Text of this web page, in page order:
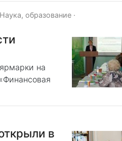
Наука, образование ·
на
в